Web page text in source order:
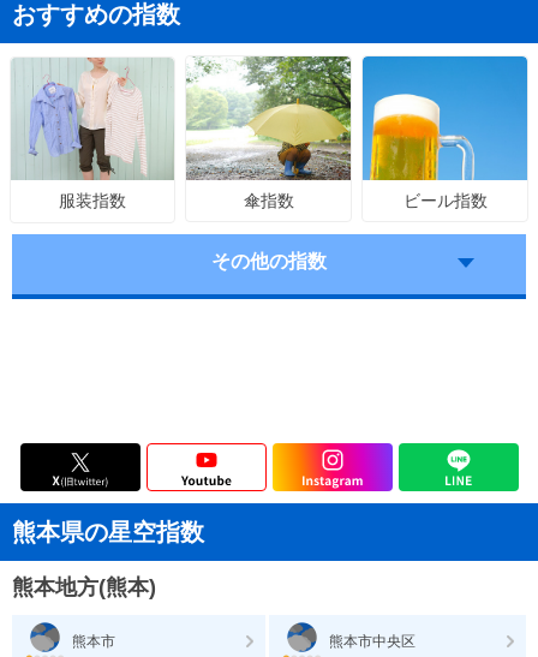
おすすめの指数
服装指数 傘指数 ビール指数
その他の指数
熊本県の星空指数
熊本地方(熊本)
熊本市 熊本市中央区